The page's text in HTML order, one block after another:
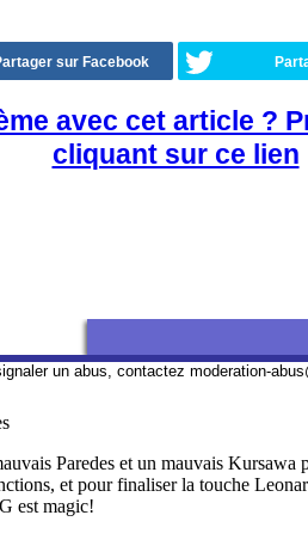
sur Facebook
avec cet article ?
cliquant sur ce lien
un abus, contactez moderation-